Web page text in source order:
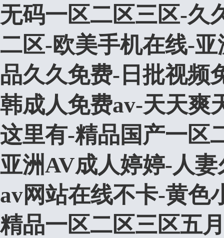
无码一区二区三区-久
二区-欧美手机在线-
品久久免费-日批视频
韩成人免费av-天天爽
这里有-精品国产一区
亚洲AV成人婷婷-人
av网站在线不卡-黄色
精品一区二区三区五